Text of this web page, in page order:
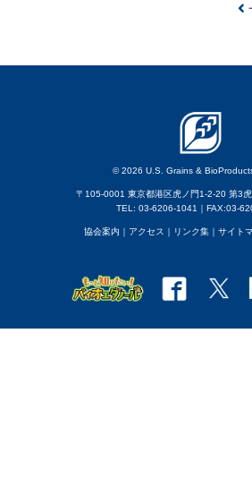
© 2026 U.S. Grains &
〒105-0001 東京都港区虎ノ門1-2-20 第3
TEL: 03-6206-1041｜FAX:03-
協会案内 ｜アクセス ｜ リンク集 ｜ サイト